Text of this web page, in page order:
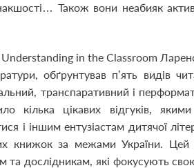
Також вони неабияк
in the Classroom
обґрунтував п’ять видів
транспаративний і
кілька цікавих відгуків,
і іншим ентузіастам дитячої
книжок за межами України. Цей
та дослідникам, які фокусують